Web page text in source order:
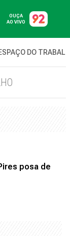
OUÇA
AO VIVO
DO
posa de